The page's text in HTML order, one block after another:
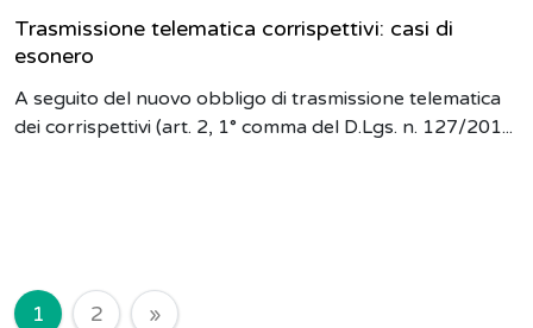
Trasmissione telematica corrispettivi: casi di
esonero
A seguito del nuovo obbligo di trasmissione telematica
dei corrispettivi (art. 2, 1° comma del D.Lgs. n. 127/201...
Navigazione degli articoli
1 2 »